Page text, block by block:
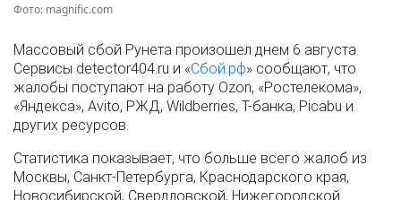
Фото: magnific.com
Массовый сбой Рунета произошел днем 6 августа.
Сервисы detector404.ru и «Сбой.рф» сообщают, что
жалобы поступают на работу Ozon, «Ростелекома»,
«Яндекса», Avito, РЖД, Wildberries, Т-банка, Picabu и
других ресурсов.
Статистика показывает, что больше всего жалоб из
Москвы, Санкт-Петербурга, Краснодарского края,
Новосибирской, Свердловской, Нижегородской